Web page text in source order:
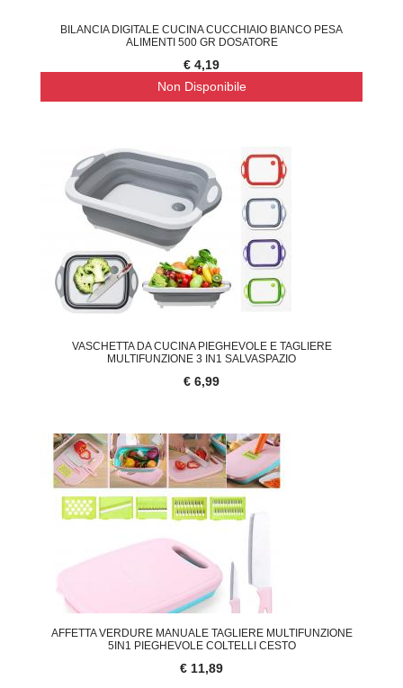
BILANCIA DIGITALE CUCINA CUCCHIAIO BIANCO PESA
ALIMENTI 500 GR DOSATORE
€ 4,19
Non Disponibile
VASCHETTA DA CUCINA PIEGHEVOLE E TAGLIERE
MULTIFUNZIONE 3 IN1 SALVASPAZIO
€ 6,99
AFFETTA VERDURE MANUALE TAGLIERE MULTIFUNZIONE
5IN1 PIEGHEVOLE COLTELLI CESTO
€ 11,89